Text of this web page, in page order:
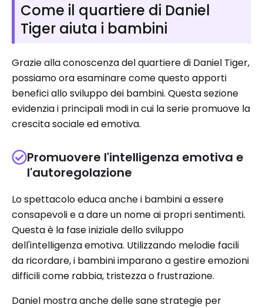
Come il quartiere di Daniel
Tiger aiuta i bambini
Grazie alla conoscenza del quartiere di Daniel Tiger,
possiamo ora esaminare come questo apporti
benefici allo sviluppo dei bambini. Questa sezione
evidenzia i principali modi in cui la serie promuove la
crescita sociale ed emotiva.
Promuovere l'intelligenza emotiva e
l'autoregolazione
Lo spettacolo educa anche i bambini a essere
consapevoli e a dare un nome ai propri sentimenti.
Questa è la fase iniziale dello sviluppo
dell'intelligenza emotiva. Utilizzando melodie facili
da ricordare, i bambini imparano a gestire emozioni
difficili come rabbia, tristezza o frustrazione.
Daniel mostra anche delle sane strategie per